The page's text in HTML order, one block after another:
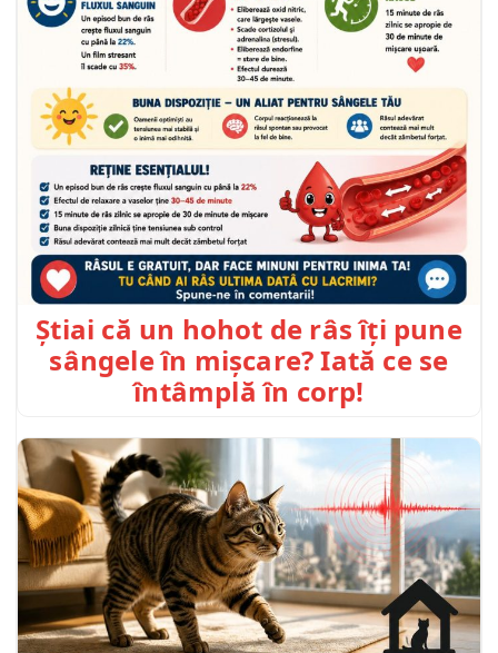
Știai că un hohot de râs îți pune
sângele în mișcare? Iată ce se
întâmplă în corp!